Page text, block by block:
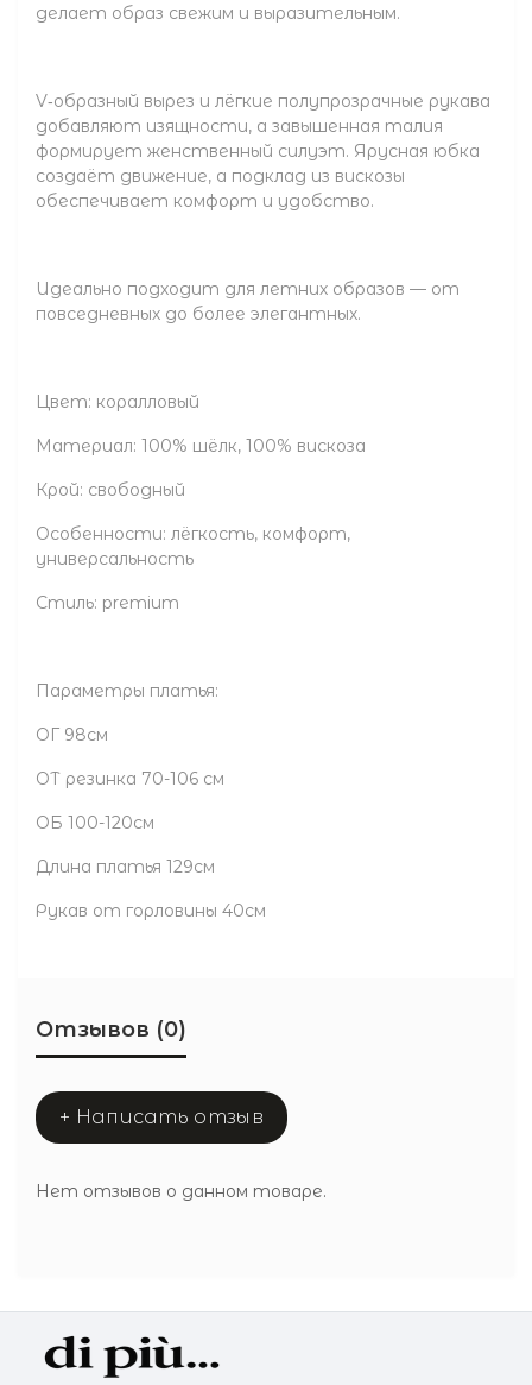
делает образ свежим и выразительным.
V‑образный вырез и лёгкие полупрозрачные рукава
добавляют изящности, а завышенная талия
формирует женственный силуэт. Ярусная юбка
создаёт движение, а подклад из вискозы
обеспечивает комфорт и удобство.
Идеально подходит для летних образов — от
повседневных до более элегантных.
Цвет: коралловый
Материал: 100% шёлк, 100% вискоза
Крой: свободный
Особенности: лёгкость, комфорт,
универсальность
Стиль: premium
Параметры платья:
ОГ 98см
ОТ резинка 70-106 см
ОБ 100-120см
Длина платья 129см
Рукав от горловины 40см
Отзывов (0)
+ Написать отзыв
Нет отзывов о данном товаре.